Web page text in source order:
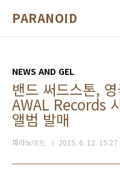
PARANOID
NEWS AND GEL
밴드 써드스톤,
AWAL Records
앨범 발매
파라노이드 2015. 6. 12. 15:27